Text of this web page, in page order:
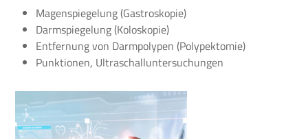
Magenspiegelung (Gastroskopie)
Darmspiegelung (Koloskopie)
Entfernung von Darmpolypen (Polypektomie)
Punktionen, Ultraschalluntersuchungen